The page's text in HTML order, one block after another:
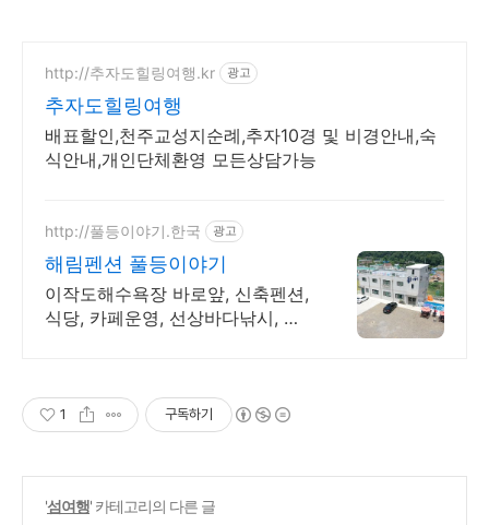
http://추자도힐링여행.kr 광고
추자도힐링여행
배표할인,천주교성지순례,추자10경 및 비경안내,숙
식안내,개인단체환영 모든상담가능
http://풀등이야기.한국 광고
해림펜션 풀등이야기
이작도해수욕장 바로앞, 신축펜션,
식당, 카페운영, 선상바다낚시, 낚
1 구독하기
'섬여행' 카테고리의 다른 글